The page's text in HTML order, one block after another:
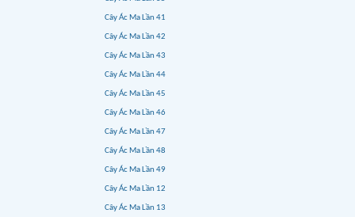
Cây Ác Ma Lần 41
Cây Ác Ma Lần 42
Cây Ác Ma Lần 43
Cây Ác Ma Lần 44
Cây Ác Ma Lần 45
Cây Ác Ma Lần 46
Cây Ác Ma Lần 47
Cây Ác Ma Lần 48
Cây Ác Ma Lần 49
Cây Ác Ma Lần 12
Cây Ác Ma Lần 13